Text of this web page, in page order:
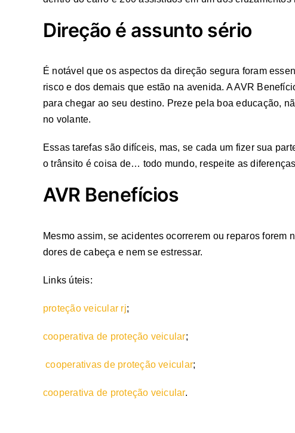
Direção é assunto sério
É notável que os aspectos da direção segura foram
risco e dos demais que estão na avenida. A AVR
para chegar ao seu destino. Preze pela boa educação,
no volante.
Essas tarefas são difíceis, mas, se cada um fizer sua
o trânsito é coisa de… todo mundo, respeite as
AVR Benefícios
Mesmo assim, se acidentes ocorrerem ou reparos
dores de cabeça e nem se estressar.
Links úteis:
proteção veicular rj;
cooperativa de proteção veicular;
cooperativas de proteção veicular;
cooperativa de proteção veicular.